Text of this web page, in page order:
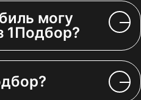
могу
1Подбор?